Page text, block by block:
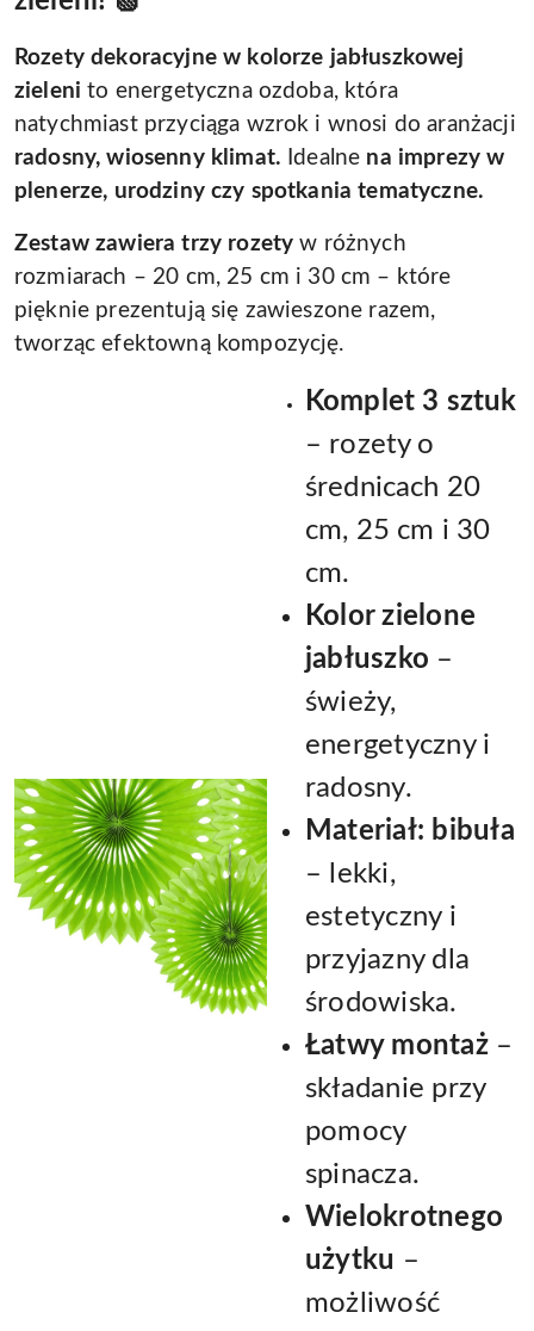
Rozety dekoracyjne w kolorze jabłuszkowej
zieleni to energetyczna ozdoba, która
natychmiast przyciąga wzrok i wnosi do aranżacji
radosny, wiosenny klimat. Idealne na imprezy w
plenerze, urodziny czy spotkania tematyczne.
Zestaw zawiera trzy rozetyw różnych
rozmiarach – 20 cm, 25 cm i 30 cm – które
pięknie prezentują się zawieszone razem,
tworząc efektowną kompozycję.
Komplet 3 sztuk
– rozety o
średnicach 20
cm, 25 cm i 30
cm.
Kolor zielone
jabłuszko –
świeży,
energetyczny i
radosny.
Materiał: bibuła
– lekki,
estetyczny i
przyjazny dla
środowiska.
Łatwy montaż–
składanie przy
pomocy
spinacza.
Wielokrotnego
użytku –
możliwość